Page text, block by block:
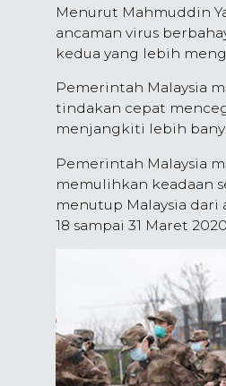
Menurut Mahmuddin
ancaman virus
kedua yang lebih
Pemerintah Malaysia
tindakan cepat
menjangkiti lebih
Pemerintah Malaysia
memulihkan keadaan
menutup Malaysia
18 sampai 31 Maret 2020.